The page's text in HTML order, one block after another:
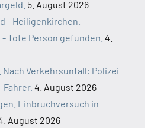
5. August 2026
- Heiligenkirchen.
Tote Person gefunden. 4.
Nach Verkehrsunfall: Polizei
4. August 2026
Einbruchversuch in
August 2026